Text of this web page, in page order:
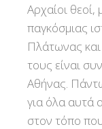
Αρχαίοι θεοί,
παγκόσμιας
Πλάτωνας και
τους είναι
Αθήνας.
για όλα αυτά
στον τόπο